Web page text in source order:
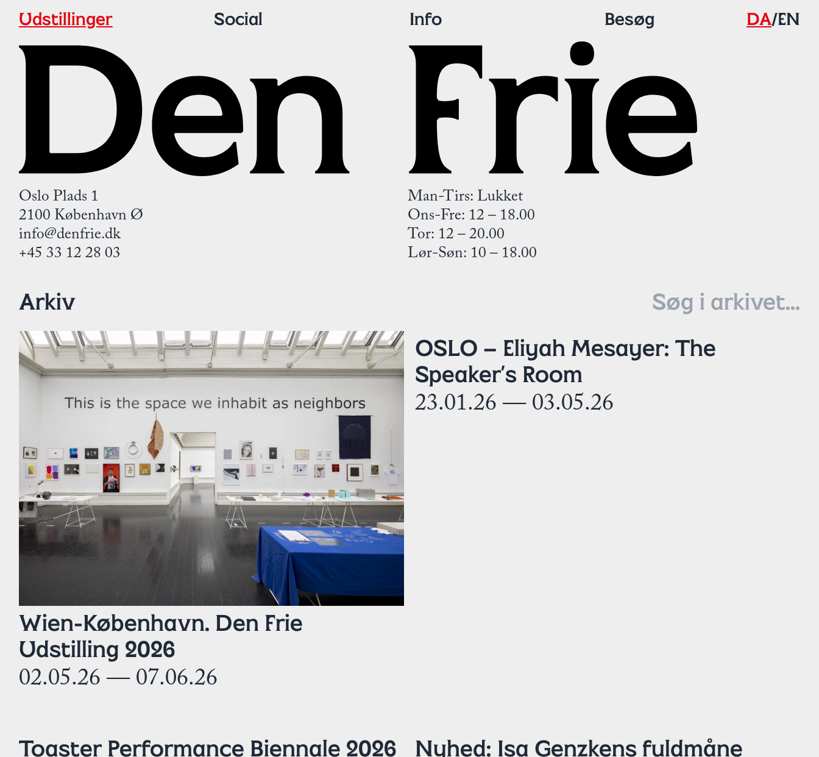
Udstillinger Social Info Besøg DA/EN
Oslo Plads 1
2100 København Ø
info@denfrie.dk
+45 33 12 28 03
Man-Tirs: Lukket
Ons-Fre: 12 – 18.00
Tor: 12 – 20.00
Lør-Søn: 10 – 18.00
Arkiv
Wien-København. Den Frie
Udstilling 2026
02.05.26 — 07.06.26
OSLO – Eliyah Mesayer: The
Speaker’s Room
23.01.26 — 03.05.26
Toaster Performance Biennale 2026
Nyhed: Isa Genzkens fuldmåne